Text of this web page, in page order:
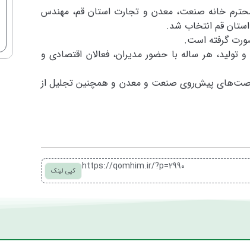
خانه صنعت، معدن و تجارت استان قم، مهندس
قم انتخاب شد.
گرفته است.
هر ساله با حضور مدیران، فعالان اقتصادی و
پیش‌روی صنعت و معدن و همچنین تجلیل از
کپی لینک https://qomhim.ir/?p=2990